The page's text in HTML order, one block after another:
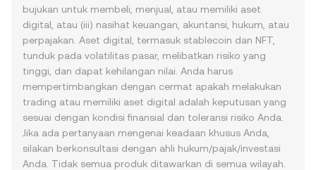
bujukan untuk membeli, menjual, atau memiliki aset
digital, atau (iii) nasihat keuangan, akuntansi, hukum, atau
perpajakan. Aset digital, termasuk stablecoin dan NFT,
tunduk pada volatilitas pasar, melibatkan risiko yang
tinggi, dan dapat kehilangan nilai. Anda harus
mempertimbangkan dengan cermat apakah melakukan
trading atau memiliki aset digital adalah keputusan yang
sesuai dengan kondisi finansial dan toleransi risiko Anda.
Jika ada pertanyaan mengenai keadaan khusus Anda,
silakan berkonsultasi dengan ahli hukum/pajak/investasi
Anda. Tidak semua produk ditawarkan di semua wilayah.